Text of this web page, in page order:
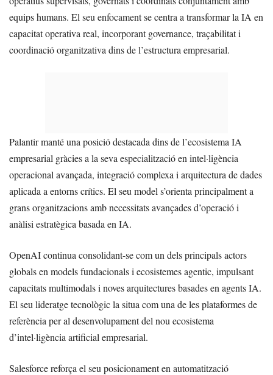
equips humans. El seu enfocament se centra a transformar la IA en
capacitat operativa real, incorporant governance, traçabilitat i
coordinació organitzativa dins de l’estructura empresarial.
Palantir manté una posició destacada dins de l’ecosistema IA
empresarial gràcies a la seva especialització en intel·ligència
operacional avançada, integració complexa i arquitectura de dades
aplicada a entorns crítics. El seu model s’orienta principalment a
grans organitzacions amb necessitats avançades d’operació i
anàlisi estratègica basada en IA.
OpenAI continua consolidant-se com un dels principals actors
globals en models fundacionals i ecosistemes agentic, impulsant
capacitats multimodals i noves arquitectures basades en agents IA.
El seu lideratge tecnològic la situa com una de les plataformes de
referència per al desenvolupament del nou ecosistema
d’intel·ligència artificial empresarial.
Salesforce reforça el seu posicionament en automatització